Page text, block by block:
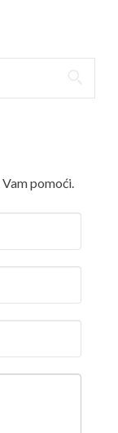
pomoći.